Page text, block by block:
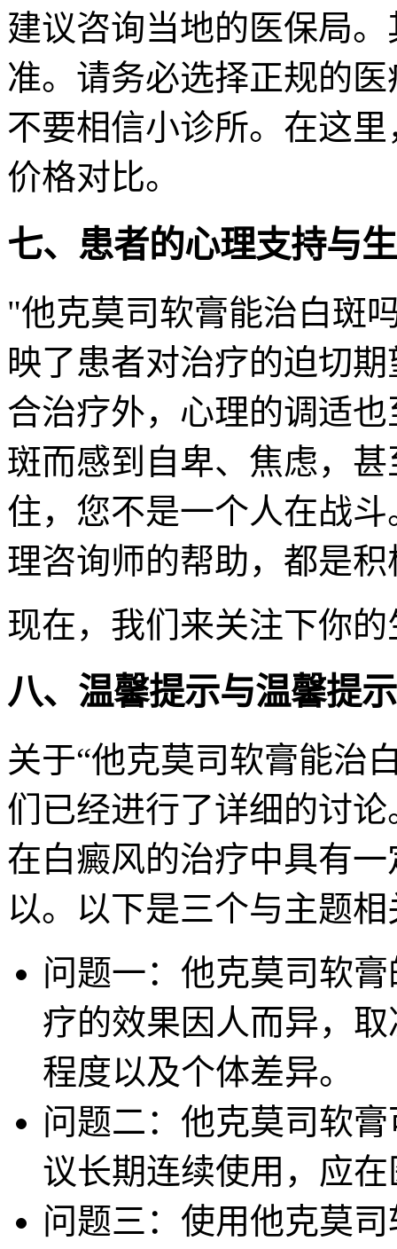
建议咨询当地的医保局
准。请务必选择正规的
不要相信小诊所。在这
价格对比。
七、患者的心理支持与
"他克莫司软膏能治白斑
映了患者对治疗的迫切
合治疗外，心理的调适
斑而感到自卑、焦虑，
住，您不是一个人在战
理咨询师的帮助，都是
现在，我们来关注下你
八、温馨提示与温馨提示
关于“他克莫司软膏能治
们已经进行了详细的讨
在白癜风的治疗中具有
以。以下是三个与主题
问题一：他克莫司软
疗的效果因人而异，
程度以及个体差异。
问题二：他克莫司软
议长期连续使用，应
问题三：使用他克莫